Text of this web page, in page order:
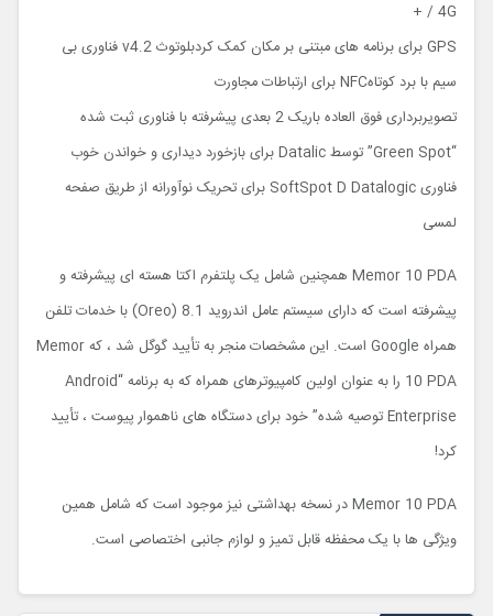
/ 4G +
GPS برای برنامه های مبتنی بر مکان کمک کردبلوتوث v4.2 فناوری بی
سیم با برد کوتاهNFC برای ارتباطات مجاورت
تصویربرداری فوق العاده باریک 2 بعدی پیشرفته با فناوری ثبت شده
“Green Spot” توسط Datalic برای بازخورد دیداری و خواندن خوب
فناوری SoftSpot D Datalogic برای تحریک نوآورانه از طریق صفحه
لمسی
Memor 10 PDA همچنین شامل یک پلتفرم اکتا هسته ای پیشرفته و
پیشرفته است که دارای سیستم عامل اندروید 8.1 (Oreo) با خدمات تلفن
همراه Google است. این مشخصات منجر به تأیید گوگل شد ، که Memor
10 PDA را به عنوان اولین کامپیوترهای همراه که به برنامه “Android
Enterprise توصیه شده” خود برای دستگاه های ناهموار پیوست ، تأیید
کرد!
Memor 10 PDA در نسخه بهداشتی نیز موجود است که شامل همین
ویژگی ها با یک محفظه قابل تمیز و لوازم جانبی اختصاصی است.